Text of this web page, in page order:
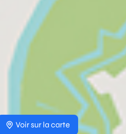
Voir sur la carte